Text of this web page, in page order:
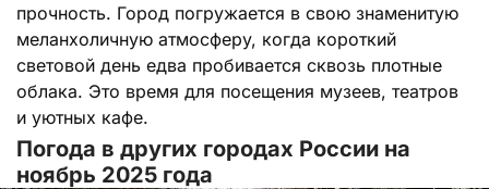
прочность. Город погружается в свою знаменитую
меланхоличную атмосферу, когда короткий
световой день едва пробивается сквозь плотные
облака. Это время для посещения музеев, театров
и уютных кафе.
Погода в других городах России на
ноябрь 2025 года